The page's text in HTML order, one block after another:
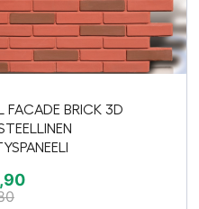
FACADE BRICK 3D